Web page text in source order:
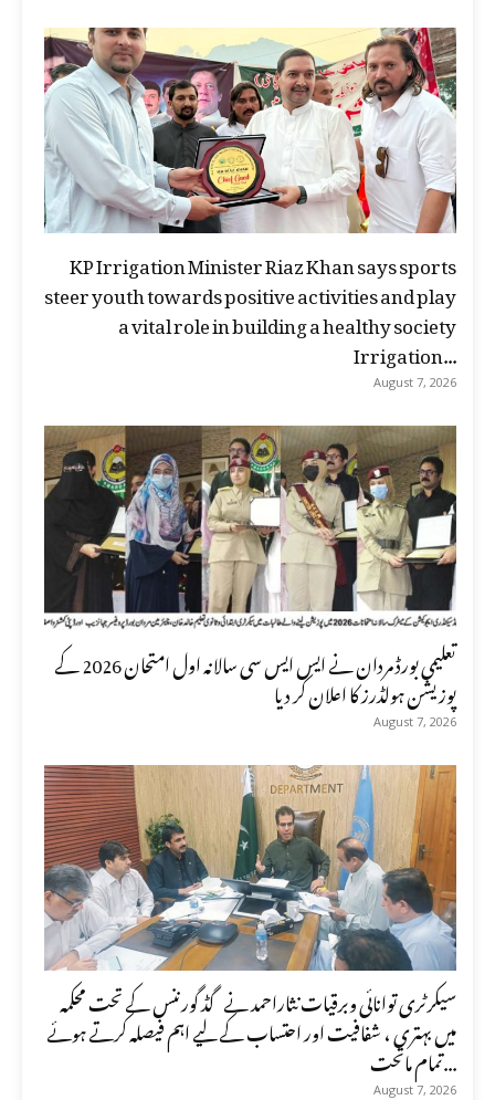
KP Irrigation Minister Riaz Khan says sports
steer youth towards positive activities and play
a vital role in building a healthy society
Irrigation...
August 7, 2026
تعلیمی بورڈ مردان نے ایس ایس سی سالانہ اول امتحان 2026 کے
پوزیشن ہولڈرز کا اعلان کر دیا
August 7, 2026
سیکرٹری توانائی وبرقیات نثاراحمد نے گڈ گورننس کے تحت محکمہ
میں بہتری ، شفافیت اور احتساب کے لیے اہم فیصلہ کرتے ہوئے
تمام ماتحت...
August 7, 2026